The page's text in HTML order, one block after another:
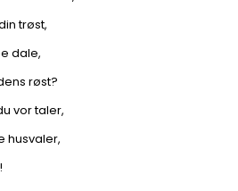
trøst,
dale,
røst?
vor taler,
husvaler,